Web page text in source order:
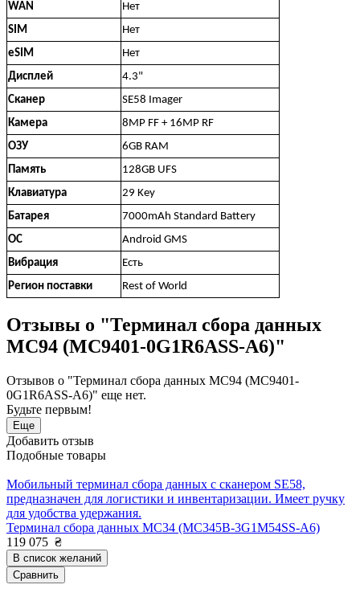
WAN
Нет
SIM
Нет
eSIM
Нет
Дисплей
4.3"
Сканер
SE58 Imager
Камера
8MP FF + 16MP RF
ОЗУ
6GB RAM
Память
128GB UFS
Клавиатура
29 Key
Батарея
7000mAh Standard Battery
ОС
Android GMS
Вибрация
Есть
Регион поставки
Rest of World
Отзывы о "Терминал сбора данных
MC94 (MC9401-0G1R6ASS-A6)"
Отзывов о "Терминал сбора данных MC94 (MC9401-
0G1R6ASS-A6)" еще нет.
Будьте первым!
Еще
Добавить отзыв
Подобные товары
Мобильный терминал сбора данных с сканером SE58,
предназначен для логистики и инвентаризации. Имеет ручку
для удобства удержания.
Терминал сбора данных MC34 (MC345B-3G1M54SS-A6)
119 075 ₴
В список желаний
Сравнить